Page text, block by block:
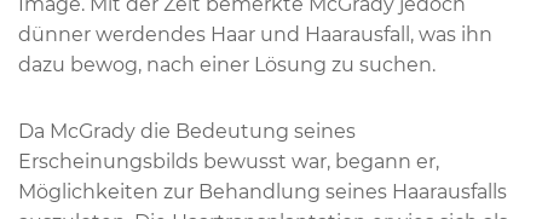
dünner werdendes Haar und Haarausfall, was ihn
dazu bewog, nach einer Lösung zu suchen.
Da McGrady die Bedeutung seines
Erscheinungsbilds bewusst war, begann er,
Möglichkeiten zur Behandlung seines Haarausfalls